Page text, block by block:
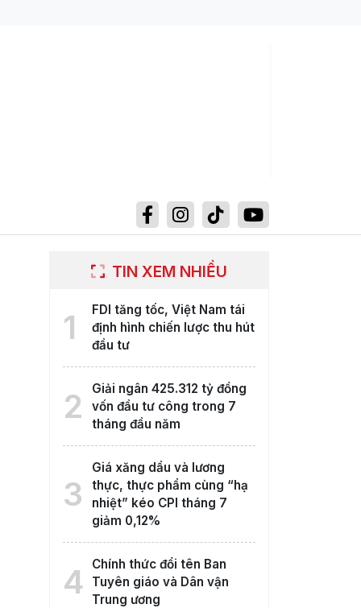
TIN XEM NHIỀU
1
FDI tăng tốc, Việt Nam tái
định hình chiến lược thu hút
đầu tư
2
Giải ngân 425.312 tỷ đồng
vốn đầu tư công trong 7
tháng đầu năm
3
Giá xăng dầu và lương
thực, thực phẩm cùng “hạ
nhiệt” kéo CPI tháng 7
giảm 0,12%
4
Chính thức đổi tên Ban
Tuyên giáo và Dân vận
Trung ương